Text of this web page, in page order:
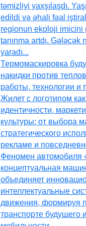
təmizliyi yaxşılaşdı.
edildi və əhali fəal
regionun ekoloji imicini
tanınma artdı.
yaradı...
Термомаскировка
накидки против
работы, технологии и
Жилет с логотипом
идентичности,
культуры: от выбора
стратегического
рекламе и
Феномен автомобиля
концептуальная
объединяет
интеллектуальные
движения, формируя
транспорте будущего